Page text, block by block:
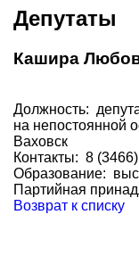
Депутаты
Кашира
Должность:
на непостоянной
Ваховск
Контакты: 8
Образование:
Партийная
Возврат к списку